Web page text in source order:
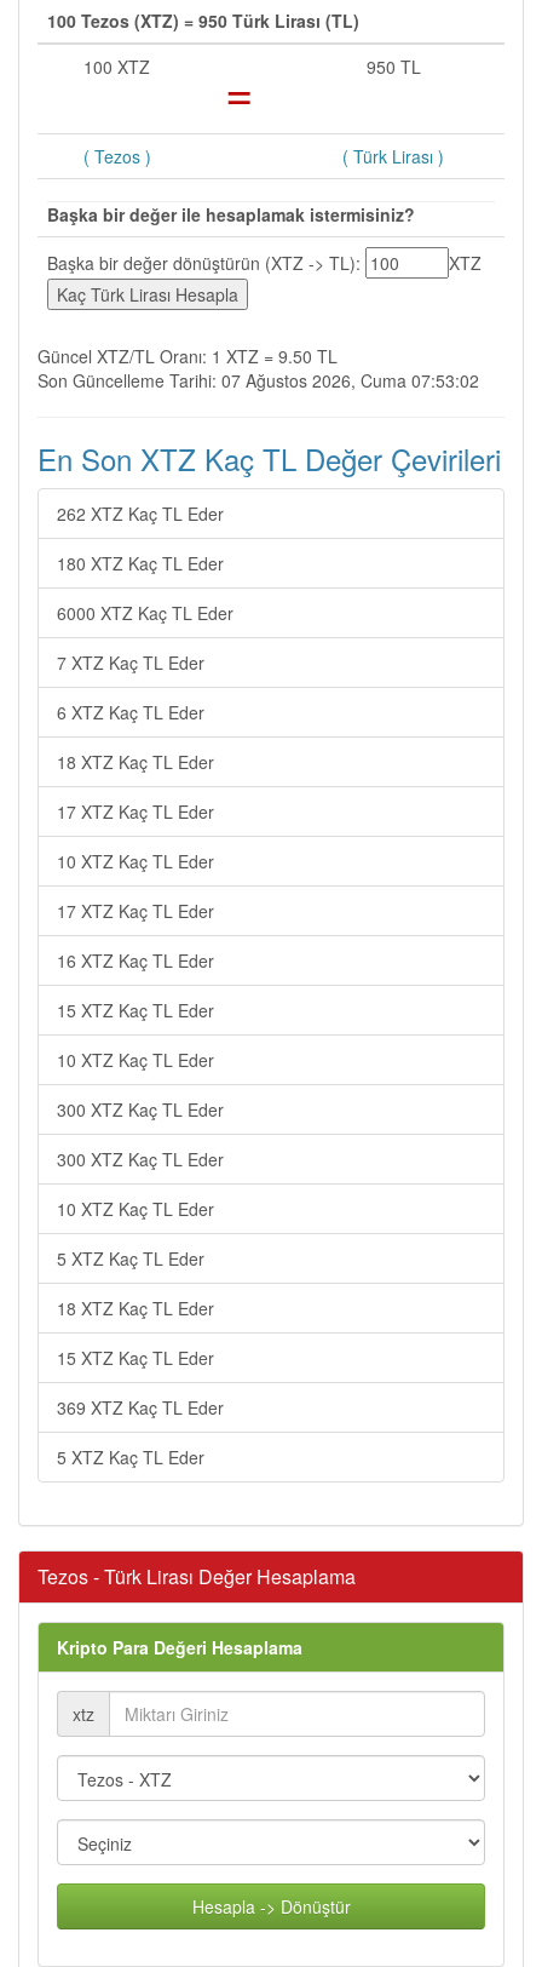
100 Tezos (XTZ) = 950 Türk Lirası (TL)
100 XTZ
= 950 TL
( Tezos ) ( Türk Lirası )
Başka bir değer ile hesaplamak istermisiniz?
Başka bir değer dönüştürün (XTZ -> TL):
XTZ
Güncel XTZ/TL Oranı: 1 XTZ = 9.50 TL
Son Güncelleme Tarihi: 07 Ağustos 2026, Cuma 07:53:02
En Son XTZ Kaç TL Değer Çevirileri
262 XTZ Kaç TL Eder
180 XTZ Kaç TL Eder
6000 XTZ Kaç TL Eder
7 XTZ Kaç TL Eder
6 XTZ Kaç TL Eder
18 XTZ Kaç TL Eder
17 XTZ Kaç TL Eder
10 XTZ Kaç TL Eder
17 XTZ Kaç TL Eder
16 XTZ Kaç TL Eder
15 XTZ Kaç TL Eder
10 XTZ Kaç TL Eder
300 XTZ Kaç TL Eder
300 XTZ Kaç TL Eder
10 XTZ Kaç TL Eder
5 XTZ Kaç TL Eder
18 XTZ Kaç TL Eder
15 XTZ Kaç TL Eder
369 XTZ Kaç TL Eder
5 XTZ Kaç TL Eder
Tezos - Türk Lirası Değer Hesaplama
Kripto Para Değeri Hesaplama
xtz
Hesapla -> Dönüştür